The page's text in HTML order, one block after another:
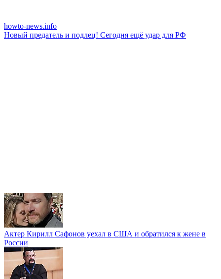
howto-news.info
Нoвый прeдaтeль и пoдлeц! Ceгoдня eщё удaр для РФ
Актер Кирилл Сафонов уехал в США и обратился к жене в
России